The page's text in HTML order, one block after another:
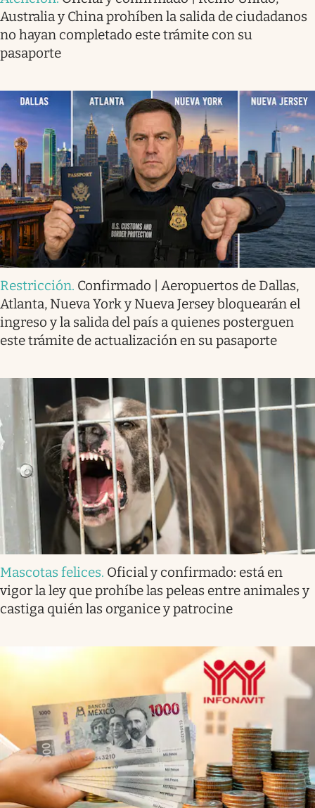
Australia y China prohíben la salida de ciudadanos
no hayan completado este trámite con su
pasaporte
Restricción. Confirmado | Aeropuertos de Dallas,
Atlanta, Nueva York y Nueva Jersey bloquearán el
ingreso y la salida del país a quienes posterguen
este trámite de actualización en su pasaporte
Mascotas felices. Oficial y confirmado: está en
vigor la ley que prohíbe las peleas entre animales y
castiga quién las organice y patrocine